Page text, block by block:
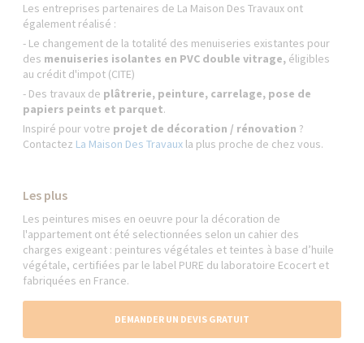
Les entreprises partenaires de La Maison Des Travaux ont
également réalisé :
- Le changement de la totalité des menuiseries existantes pour
des menuiseries isolantes en PVC double vitrage, éligibles
au crédit d'impot (CITE)
- Des travaux de plâtrerie, peinture, carrelage, pose de
papiers peints et parquet.
Inspiré pour votre projet de décoration / rénovation ?
Contactez La Maison Des Travaux la plus proche de chez vous.
Les plus
Les peintures mises en oeuvre pour la décoration de
l'appartement ont été selectionnées selon un cahier des
charges exigeant : peintures végétales et teintes à base d’huile
végétale, certifiées par le label PURE du laboratoire Ecocert et
fabriquées en France.
DEMANDER UN DEVIS GRATUIT